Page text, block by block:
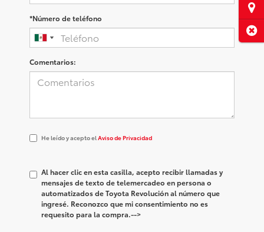
*Número de teléfono
Comentarios:
He
el
<a
href='/privacy.aspx'
target='_blank'>Aviso
de
He leído y acepto elAviso de Privacidad
Al hacer clic en esta casilla, acepto recibir llamadas y
mensajes de texto de telemercadeo en persona o
automatizados de Toyota Revolución al número que
ingresé. Reconozco que mi consentimiento no es
requesito para la compra.-->